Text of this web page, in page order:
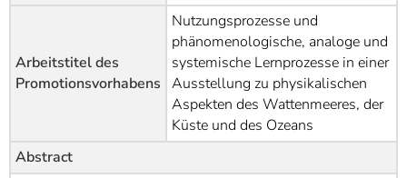
Arbeitstitel des
Promotionsvorhabens
Nutzungsprozesse und
phänomenologische, analoge und
systemische Lernprozesse in einer
Ausstellung zu physikalischen
Aspekten des Wattenmeeres, der
Küste und des Ozeans
Abstract